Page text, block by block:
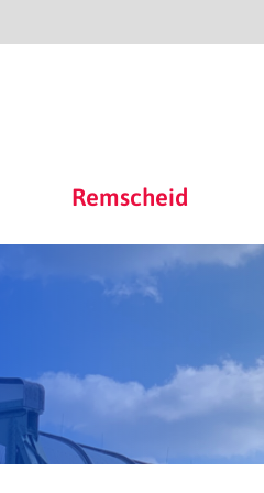
Remscheid